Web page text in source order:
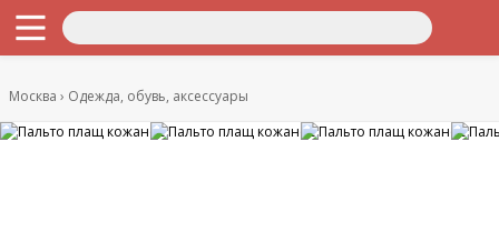
Москва Одежда, обувь, аксессуары